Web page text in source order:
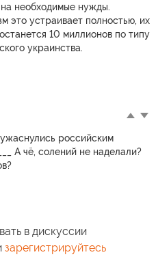
необходимые нужды.
это устраивает полностью, их
10 миллионов по типу
украинства.
российским
А чё, солений не наделали?
в дискуссии
зарегистрируйтесь